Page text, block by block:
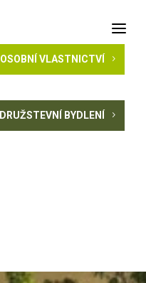
a
OSOBNÍ VLASTNICTVÍ 5
DRUŽSTEVNÍ BYDLENÍ 5